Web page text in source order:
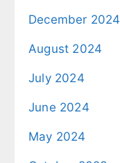
December 2024
August 2024
July 2024
June 2024
May 2024